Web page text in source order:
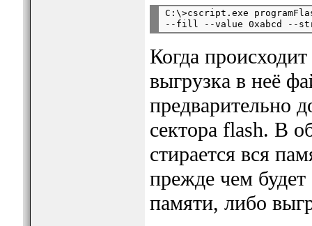
C:\>cscript.exe
Когда
выгрузка в неё
предварительно
сектора flash. В
стирается вся
прежде чем
памяти, либо